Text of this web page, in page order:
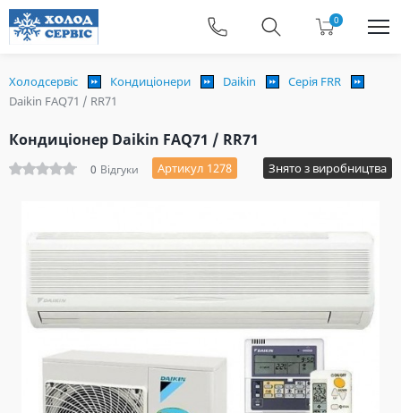
0
Холодсервіс Кондиціонери Daikin
Серія FRR
Daikin FAQ71 / RR71
Кондиціонер Daikin FAQ71 / RR71
0 Відгуки Артикул 1278 Знято з виробництва